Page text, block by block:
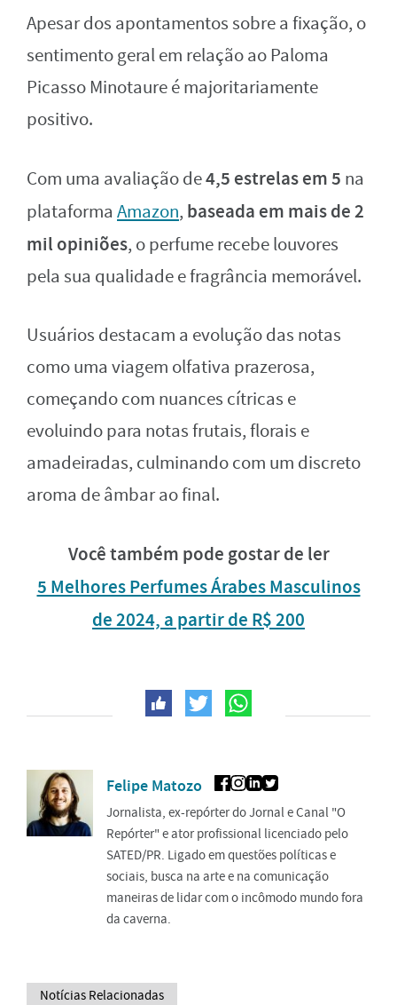
Apesar dos apontamentos sobre a fixação, o
sentimento geral em relação ao Paloma
Picasso Minotaure é majoritariamente
positivo.
Com uma avaliação de4,5 estrelas em 5 na
plataforma Amazon, baseada em mais de 2
mil opiniões, o perfume recebe louvores
pela sua qualidade e fragrância memorável.
Usuários destacam a evolução das notas
como uma viagem olfativa prazerosa,
começando com nuances cítricas e
evoluindo para notas frutais, florais e
amadeiradas, culminando com um discreto
aroma de âmbar ao final.
Você também pode gostar de ler
5 Melhores Perfumes Árabes Masculinos
de 2024, a partir de R$ 200
Felipe Matozo
Jornalista, ex-repórter do Jornal e Canal "O
Repórter" e ator profissional licenciado pelo
SATED/PR. Ligado em questões políticas e
sociais, busca na arte e na comunicação
maneiras de lidar com o incômodo mundo fora
da caverna.
Notícias Relacionadas